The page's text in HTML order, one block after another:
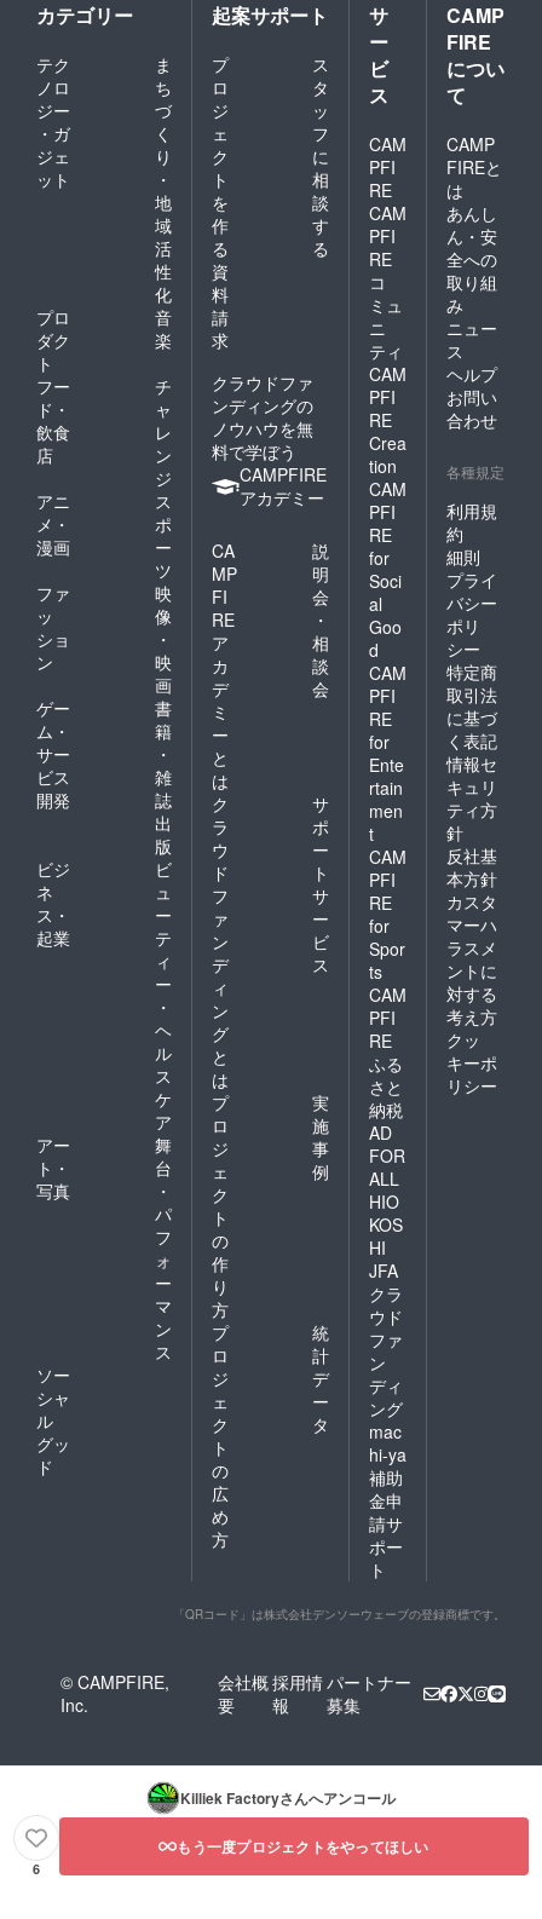
カテゴリー
テク
ノロ
ジー
・ガ
ジェ
ット
ま
ち
づ
く
り
・
地
域
活
性
化
プロ
ダク
ト
音
楽
フー
ド・
飲食
店
チ
ャ
レ
ン
ジ
アニ
メ・
漫画
ス
ポ
ー
ツ
ファ
ッ
ショ
ン
映
像
・
映
画
ゲー
ム・
サー
ビス
開発
書
籍
・
雑
誌
出
版
ビジ
ネ
ス・
起業
ビ
ュ
ー
テ
ィ
ー
・
ヘ
ル
ス
ケ
ア
アー
ト・
写真
舞
台
・
パ
フ
ォ
ー
マ
ン
ス
ソー
シャ
ル
グッ
ド
起案サポート
プ
ロ
ジ
ェ
ク
ト
を
作
る
ス
タ
ッ
フ
に
相
談
す
る
資
料
請
求
クラウドファ
ンディングの
ノウハウを無
料で学ぼう
CAMPFIRE
アカデミー
CA
MP
FI
RE
ア
カ
デ
ミ
ー
と
は
説
明
会
・
相
談
会
ク
ラ
ウ
ド
フ
ァ
ン
デ
ィ
ン
グ
と
は
サ
ポ
ー
ト
サ
ー
ビ
ス
プ
ロ
ジ
ェ
ク
ト
の
作
り
方
実
施
事
例
プ
ロ
ジ
ェ
ク
ト
の
広
め
方
統
計
デ
ー
タ
サ
ー
ビ
ス
CAM
PFI
RE
CAM
PFI
RE
コ
ミュ
ニ
ティ
CAM
PFI
RE
Crea
tion
CAM
PFI
RE
for
Soci
al
Goo
d
CAM
PFI
RE
for
Ente
rtain
men
t
CAM
PFI
RE
for
Spor
ts
CAM
PFI
RE
ふる
さと
納税
AD
FOR
ALL
HIO
KOS
HI
JFA
クラ
ウド
ファ
ン
ディ
ング
mac
hi-ya
補助
金申
請サ
ポー
ト
CAMP
FIRE
につい
て
CAMP
FIREと
は
あんし
ん・安
全への
取り組
み
ニュー
ス
ヘルプ
お問い
合わせ
各種規定
利用規
約
細則
プライ
バシー
ポリ
シー
特定商
取引法
に基づ
く表記
情報セ
キュリ
ティ方
針
反社基
本方針
カスタ
マーハ
ラスメ
ントに
対する
考え方
クッ
キーポ
リシー
「QRコード」は株式会社デンソーウェーブの登録商標です。
© CAMPFIRE,
Inc.
会社概
要
採用情
報
パートナー
募集
Killiek Factoryさんへアンコール
6
もう一度プロジェクトをやってほしい